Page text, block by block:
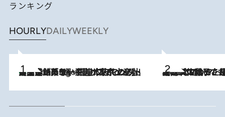
ランキング
HOURLYDAILYWEEKLY
5 Hours Ago
【間違いのない王道・東京土産】資生堂パーラー 銀座本店でのみ出会える銘菓5選《極上プディング・濃厚チーズケーキ・ボンボンショコラほか》 2026.8.5
【阿川佐和子さんの年とる力】なぜ70代で始めた趣味は“こんなに楽しい”のか？ ピアノ、俳句…スランプに陥っても続けられる“ある秘訣”とは